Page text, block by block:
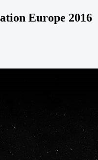
Europe 2016